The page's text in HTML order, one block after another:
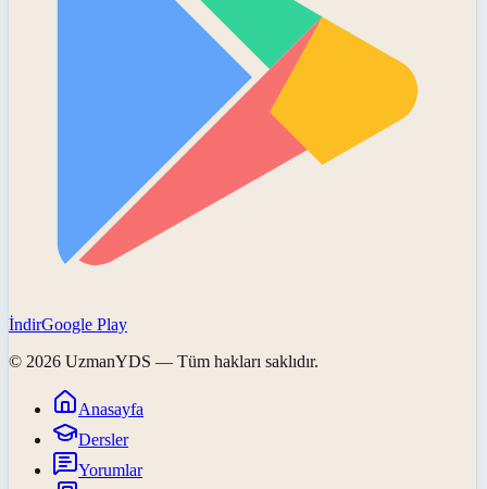
İndirGoogle Play
© 2026 UzmanYDS — Tüm hakları saklıdır.
Anasayfa
Dersler
Yorumlar